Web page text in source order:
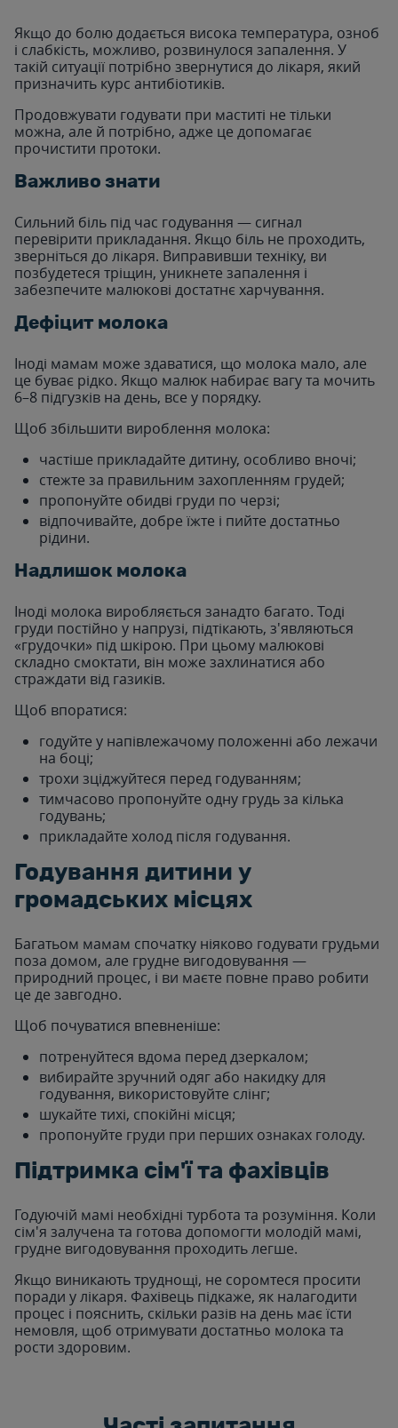
Якщо до болю додається висока температура, озноб
і слабкість, можливо, розвинулося запалення. У
такій ситуації потрібно звернутися до лікаря, який
призначить курс антибіотиків.
Продовжувати годувати при маститі не тільки
можна, але й потрібно, адже це допомагає
прочистити протоки.
Важливо знати
Сильний біль під час годування — сигнал
перевірити прикладання. Якщо біль не проходить,
зверніться до лікаря. Виправивши техніку, ви
позбудетеся тріщин, уникнете запалення і
забезпечите малюкові достатнє харчування.
Дефіцит молока
Іноді мамам може здаватися, що молока мало, але
це буває рідко. Якщо малюк набирає вагу та мочить
6–8 підгузків на день, все у порядку.
Щоб збільшити вироблення молока:
частіше прикладайте дитину, особливо вночі;
стежте за правильним захопленням грудей;
пропонуйте обидві груди по черзі;
відпочивайте, добре їжте і пийте достатньо
рідини.
Надлишок молока
Іноді молока виробляється занадто багато. Тоді
груди постійно у напрузі, підтікають, з'являються
«грудочки» під шкірою. При цьому малюкові
складно смоктати, він може захлинатися або
страждати від газиків.
Щоб впоратися:
годуйте у напівлежачому положенні або лежачи
на боці;
трохи зціджуйтеся перед годуванням;
тимчасово пропонуйте одну грудь за кілька
годувань;
прикладайте холод після годування.
Годування дитини у
громадських місцях
Багатьом мамам спочатку ніяково годувати грудьми
поза домом, але грудне вигодовування —
природний процес, і ви маєте повне право робити
це де завгодно.
Щоб почуватися впевненіше:
потренуйтеся вдома перед дзеркалом;
вибирайте зручний одяг або накидку для
годування, використовуйте слінг;
шукайте тихі, спокійні місця;
пропонуйте груди при перших ознаках голоду.
Підтримка сім'ї та фахівців
Годуючій мамі необхідні турбота та розуміння. Коли
сім'я залучена та готова допомогти молодій мамі,
грудне вигодовування проходить легше.
Якщо виникають труднощі, не соромтеся просити
поради у лікаря. Фахівець підкаже, як налагодити
процес і пояснить, скільки разів на день має їсти
немовля, щоб отримувати достатньо молока та
рости здоровим.